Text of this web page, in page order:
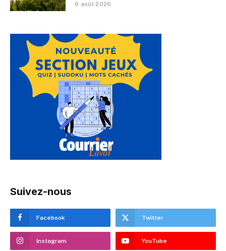
6 août 2026
Suivez-nous
Facebook Twitter
Instagram YouTube